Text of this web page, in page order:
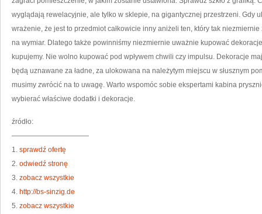
wyglądają rewelacyjnie, ale tylko w sklepie, na gigantycznej przestrzeni. Gdy
wrażenie, że jest to przedmiot całkowicie inny aniżeli ten, który tak
na wymiar. Dlatego także powinniśmy niezmiernie uważnie kupować
kupujemy. Nie wolno kupować pod wpływem chwili czy impulsu. Dekoracje
będą uznawane za ładne, za ulokowana na należytym miejscu w słusznym
musimy zwrócić na to uwagę. Warto wspomóc sobie ekspertami kabina
wybierać właściwe dodatki i dekoracje.
źródło:
———————————
1. sprawdź ofertę
2. odwiedź stronę
3. zobacz wszystkie
4. http://bs-sinzig.de
5. zobacz wszystkie